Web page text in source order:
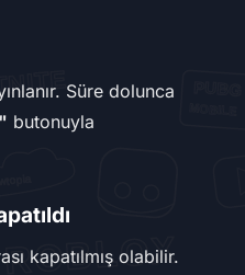
Süre dolunca
butonuyla
kapatılmış olabilir.